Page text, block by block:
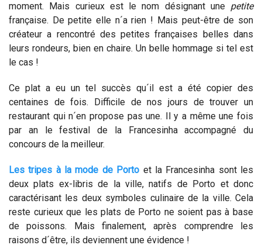
moment. Mais curieux est le nom désignant une petite
française. De petite elle n´a rien ! Mais peut-être de son
créateur a rencontré des petites françaises belles dans
leurs rondeurs, bien en chaire. Un belle hommage si tel est
le cas !
Ce plat a eu un tel succès qu´il est a été copier des
centaines de fois. Difficile de nos jours de trouver un
restaurant qui n´en propose pas une. Il y a même une fois
par an le festival de la Francesinha accompagné du
concours de la meilleur.
Les tripes à la mode de Porto et la Francesinha sont les
deux plats ex-libris de la ville, natifs de Porto et donc
caractérisant les deux symboles culinaire de la ville. Cela
reste curieux que les plats de Porto ne soient pas à base
de poissons. Mais finalement, après comprendre les
raisons d´être, ils deviennent une évidence !